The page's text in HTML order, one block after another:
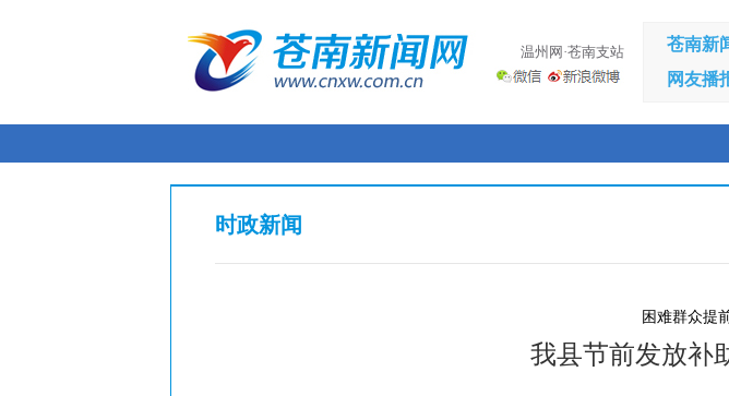
温州网·苍南支站 苍南新
网友播
时政新闻
困难群众提
我县节前发放补